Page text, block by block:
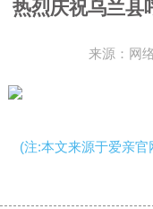
热烈庆祝乌兰县
来源：网
(注:本文来源于爱亲